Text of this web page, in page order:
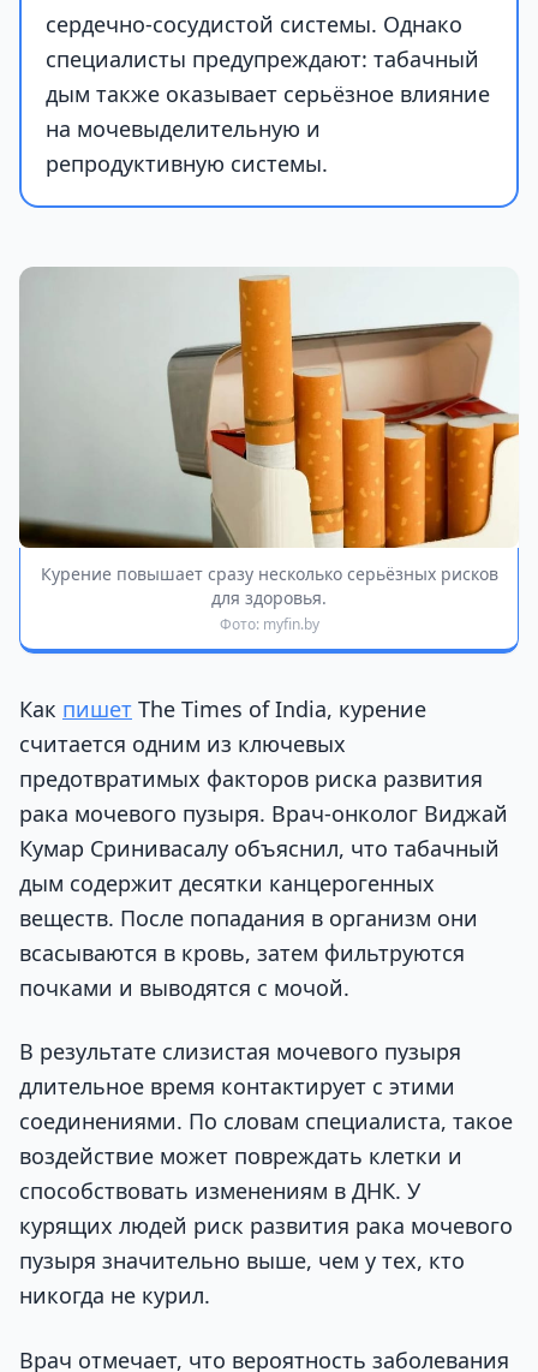
сердечно-сосудистой системы. Однако
специалисты предупреждают: табачный
дым также оказывает серьёзное влияние
на мочевыделительную и
репродуктивную системы.
Курение повышает сразу несколько серьёзных рисков
для здоровья.
Фото: myfin.by
Как пишет The Times of India, курение
считается одним из ключевых
предотвратимых факторов риска развития
рака мочевого пузыря. Врач-онколог Виджай
Кумар Сринивасалу объяснил, что табачный
дым содержит десятки канцерогенных
веществ. После попадания в организм они
всасываются в кровь, затем фильтруются
почками и выводятся с мочой.
В результате слизистая мочевого пузыря
длительное время контактирует с этими
соединениями. По словам специалиста, такое
воздействие может повреждать клетки и
способствовать изменениям в ДНК. У
курящих людей риск развития рака мочевого
пузыря значительно выше, чем у тех, кто
никогда не курил.
Врач отмечает, что вероятность заболевания